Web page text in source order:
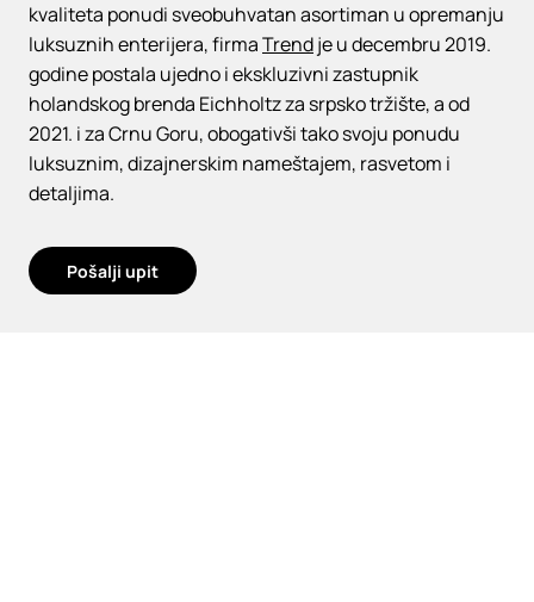
kvaliteta ponudi sveobuhvatan asortiman u opremanju
luksuznih enterijera, firmaTrendje u decembru 2019.
godine postala ujedno i ekskluzivni zastupnik
holandskog brenda Eichholtz za srpsko tržište, a od
2021. i za Crnu Goru, obogativši tako svoju ponudu
luksuznim, dizajnerskim nameštajem, rasvetom i
detaljima.
Pošalji upit